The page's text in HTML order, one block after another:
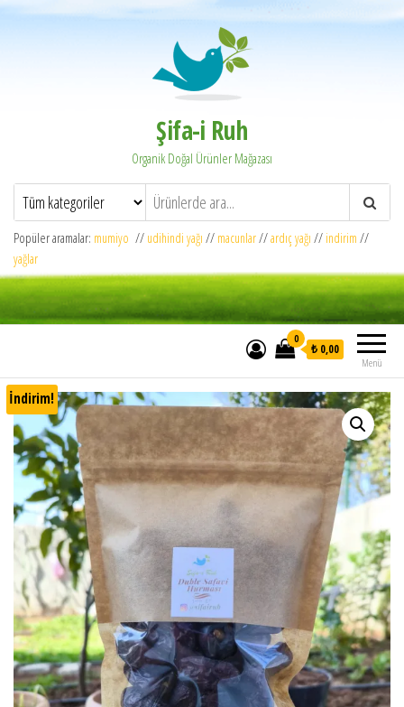
Şifa-i Ruh
Organik Doğal Ürünler Mağazası
Popüler aramalar: mumiyo // udihindi yağı // macunlar//ardıç yağı // indirim //
yağlar
Menü
0
₺ 0,00
İndirim!